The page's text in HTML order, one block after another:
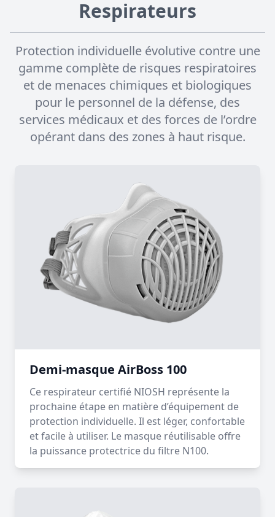
Respirateurs
Protection individuelle évolutive contre une
gamme complète de risques respiratoires
et de menaces chimiques et biologiques
pour le personnel de la défense, des
services médicaux et des forces de l’ordre
opérant dans des zones à haut risque.
Demi-masque AirBoss 100
Ce respirateur certifié NIOSH représente la
prochaine étape en matière d’équipement de
protection individuelle. Il est léger, confortable
et facile à utiliser. Le masque réutilisable offre
la puissance protectrice du filtre N100.